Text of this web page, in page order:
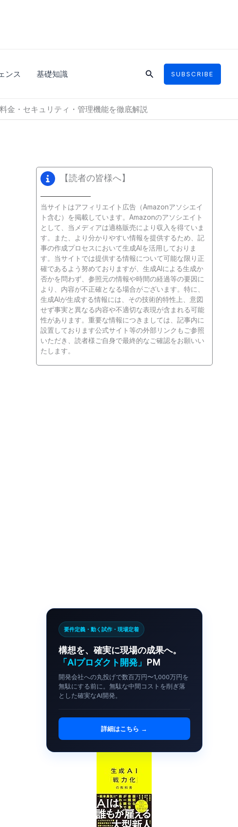
ンス 基礎知識
検
SUBSCRIBE
金・セキュリティ・管理機能を徹底解説
【読者の皆様へ】
当サイトはアフィリエイト広告（Amazonアソシエイ
ト含む）を掲載しています。Amazonのアソシエイト
として、当メディアは適格販売により収入を得ていま
す。また、より分かりやすい情報を提供するため、記
事の作成プロセスにおいて生成AIを活用しておりま
す。当サイトでは提供する情報について可能な限り正
確であるよう努めておりますが、生成AIによる生成か
否かを問わず、参照元の情報や時間の経過等の要因に
より、内容が不正確となる場合がございます。特に、
生成AIが生成する情報には、その技術的特性上、意図
せず事実と異なる内容や不適切な表現が含まれる可能
性があります。重要な情報につきましては、記事内に
設置しております公式サイト等の外部リンクもご参照
いただき、読者様ご自身で最終的なご確認をお願いい
たします。
要件定義・動く試作・現場定着
構想を、確実に現場の成果へ。
「AIプロダクト開発」 PM
開発会社への丸投げで数百万円〜1,000万円を
無駄にする前に。無駄な中間コストを削ぎ落
とした確実なAI開発。
詳細はこちら →